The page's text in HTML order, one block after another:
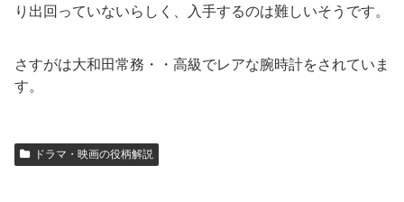
り出回っていないらしく、入手するのは難しいそうです。
さすがは大和田常務・・高級でレアな腕時計をされていま
す。
ドラマ・映画の役柄解説